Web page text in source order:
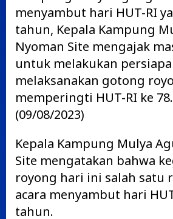
menyambut hari HUT-RI
tahun, Kepala Kampung
Nyoman Site mengajak
untuk melakukan
melaksanakan gotong
memperingti HUT-RI ke
(09/08/2023)
Kepala Kampung Mulya
Site mengatakan bahwa
royong hari ini salah satu
acara menyambut hari
tahun.